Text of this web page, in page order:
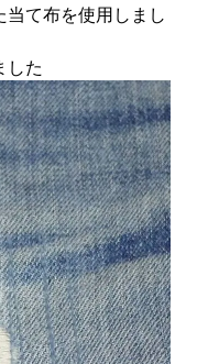
て布を使用しまし
した